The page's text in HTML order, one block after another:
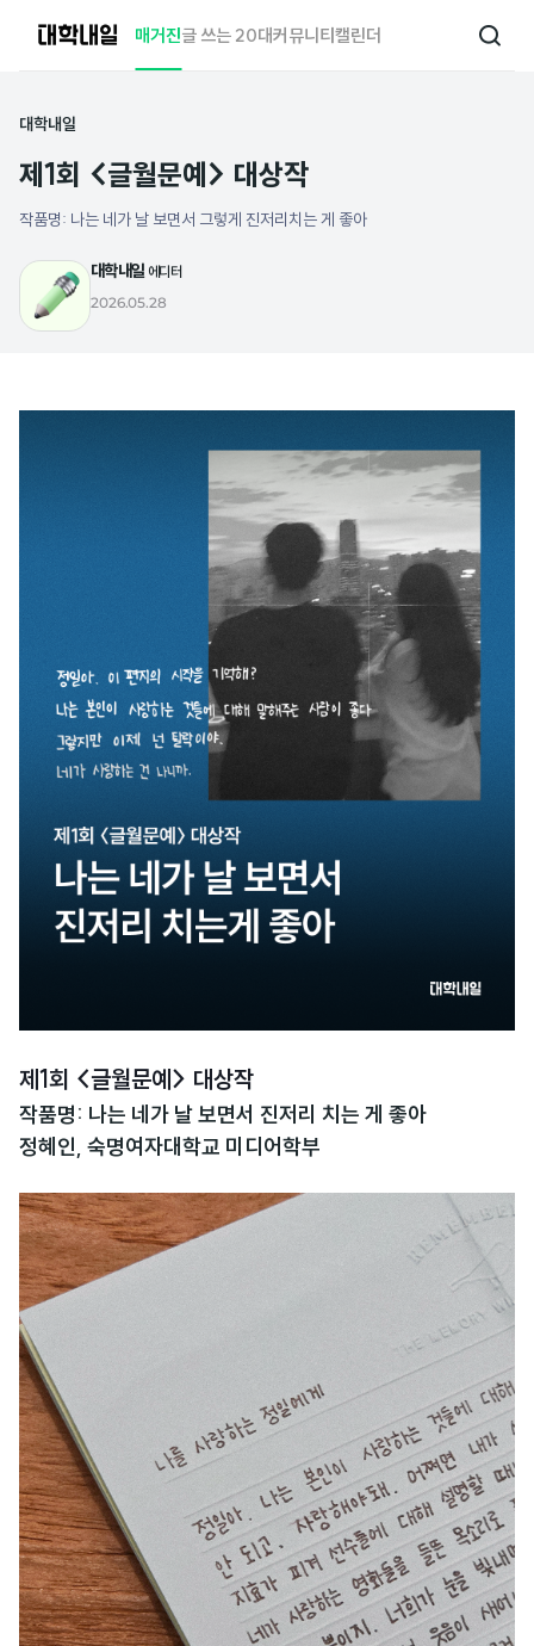
매거진글 쓰는 20대커뮤니티캘린더
검
대학내일
제1회 <글월문예> 대상작
작품명: 나는 네가 날 보면서 그렇게 진저리치는 게 좋아
대학내일 에디터
2026.05.28
제1회 <글월문예> 대상작
작품명: 나는 네가 날 보면서 진저리 치는 게 좋아
정혜인, 숙명여자대학교 미디어학부